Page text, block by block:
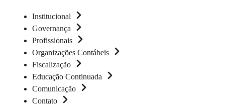
Institucional
Governança
Profissionais
Organizações Contábeis
Fiscalização
Educação Continuada
Comunicação
Contato